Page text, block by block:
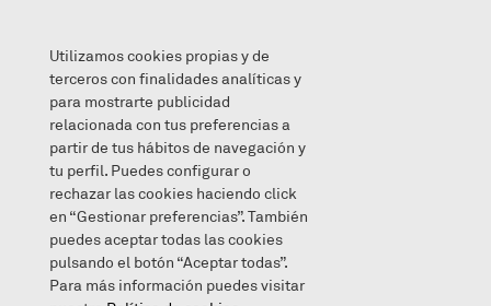
IGARKIZUNA
2020/04/16
Utilizamos cookies propias y de
terceros con finalidades analíticas y
para mostrarte publicidad
relacionada con tus preferencias a
partir de tus hábitos de navegación y
tu perfil. Puedes configurar o
rechazar las cookies haciendo click
en “Gestionar preferencias”. También
puedes aceptar todas las cookies
pulsando el botón “Aceptar todas”.
Para más información puedes visitar